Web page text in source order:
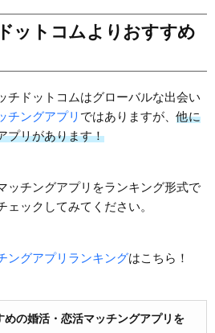
ットコムよりおすすめ
チドットコムはグローバルな出会い
チングアプリ ではありますが、他に
プリがあります！
ッチングアプリをランキング形式で
ックしてみてください。
ングアプリランキングはこちら！
めの婚活・恋活マッチングアプリを